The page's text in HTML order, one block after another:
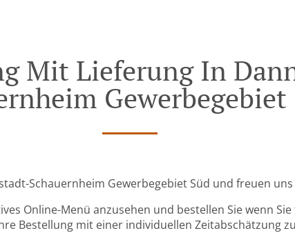
Mit Lieferung In
Gewerbegebiet
Schauernheim Gewerbegebiet Süd und freuen
Online-Menü anzusehen und bestellen Sie wenn
Bestellung mit einer individuellen Zeitabschätzung